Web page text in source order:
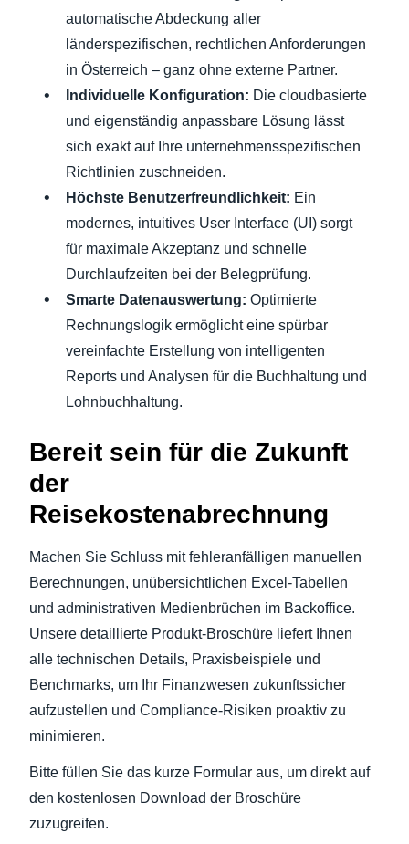
automatische Abdeckung aller
länderspezifischen, rechtlichen Anforderungen
in Österreich – ganz ohne externe Partner.
Individuelle Konfiguration: Die cloudbasierte
und eigenständig anpassbare Lösung lässt
sich exakt auf Ihre unternehmensspezifischen
Richtlinien zuschneiden.
Höchste Benutzerfreundlichkeit: Ein
modernes, intuitives User Interface (UI) sorgt
für maximale Akzeptanz und schnelle
Durchlaufzeiten bei der Belegprüfung.
Smarte Datenauswertung: Optimierte
Rechnungslogik ermöglicht eine spürbar
vereinfachte Erstellung von intelligenten
Reports und Analysen für die Buchhaltung und
Lohnbuchhaltung.
Bereit sein für die Zukunft
der
Reisekostenabrechnung
Machen Sie Schluss mit fehleranfälligen manuellen
Berechnungen, unübersichtlichen Excel-Tabellen
und administrativen Medienbrüchen im Backoffice.
Unsere detaillierte Produkt-Broschüre liefert Ihnen
alle technischen Details, Praxisbeispiele und
Benchmarks, um Ihr Finanzwesen zukunftssicher
aufzustellen und Compliance-Risiken proaktiv zu
minimieren.
Bitte füllen Sie das kurze Formular aus, um direkt auf
den kostenlosen Download der Broschüre
zuzugreifen.